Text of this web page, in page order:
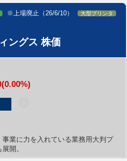
※上場廃止（26/6/10）
大型プリンタ
ングス 株価
事業に力を入れている業務用大判プ
開。